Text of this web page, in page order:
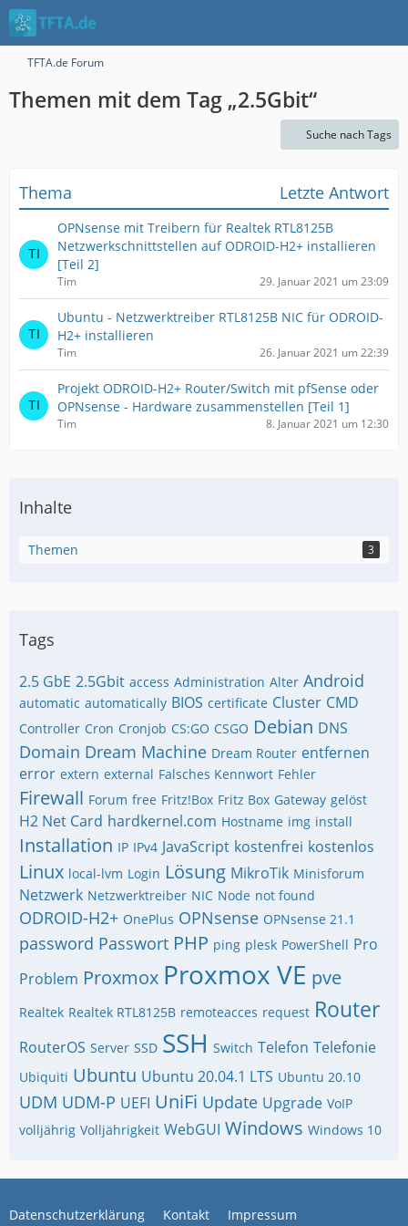
TFTA.de Forum
Themen mit dem Tag „2.5Gbit“
Suche nach Tags
Thema Letzte Antwort
OPNsense mit Treibern für Realtek RTL8125B
Netzwerkschnittstellen auf ODROID-H2+ installieren
[Teil 2]
Tim 29. Januar 2021 um 23:09
Ubuntu - Netzwerktreiber RTL8125B NIC für ODROID-
H2+ installieren
Tim 26. Januar 2021 um 22:39
Projekt ODROID-H2+ Router/Switch mit pfSense oder
OPNsense - Hardware zusammenstellen [Teil 1]
Tim 8. Januar 2021 um 12:30
Inhalte
Themen 3
Tags
2.5 GbE 2.5Gbit access Administration Alter Android
automatic automatically BIOS certificate Cluster CMD
Controller Cron Cronjob CS:GO CSGO Debian DNS
Domain Dream Machine Dream Router entfernen
error extern external Falsches Kennwort Fehler
Firewall Forum free Fritz!Box Fritz Box Gateway gelöst
H2 Net Card hardkernel.com Hostname img install
Installation IP IPv4 JavaScript kostenfrei kostenlos
Linux local-lvm Login Lösung MikroTik Minisforum
Netzwerk Netzwerktreiber NIC Node not found
ODROID-H2+ OnePlus OPNsense OPNsense 21.1
password Passwort PHP ping plesk PowerShell Pro
Problem Proxmox Proxmox VE pve
Realtek Realtek RTL8125B remoteacces request Router
RouterOS Server SSD SSH Switch Telefon Telefonie
Ubiquiti Ubuntu Ubuntu 20.04.1 LTS Ubuntu 20.10
UDM UDM-P UEFI UniFi Update Upgrade VoIP
volljährig Volljährigkeit WebGUI Windows Windows 10
Datenschutzerklärung Kontakt Impressum